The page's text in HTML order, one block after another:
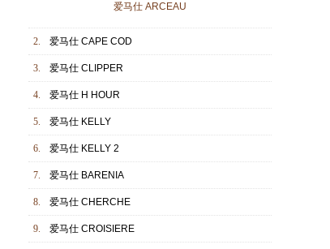
爱马仕 ARCEAU
2. 爱马仕 CAPE COD
3. 爱马仕 CLIPPER
4. 爱马仕 H HOUR
5. 爱马仕 KELLY
6. 爱马仕 KELLY 2
7. 爱马仕 BARENIA
8. 爱马仕 CHERCHE
9. 爱马仕 CROISIERE